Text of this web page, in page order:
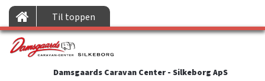
Til toppen
Damsgaards Caravan Center - Silkeborg ApS